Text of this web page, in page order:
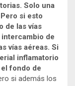
Solo una
si esto
de las vías
de
vías aéreas. Si
inflamatorio
fondo de
si además los